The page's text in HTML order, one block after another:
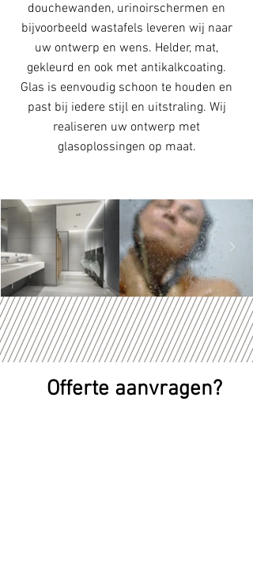
douchewanden, urinoirschermen en
bijvoorbeeld wastafels leveren wij naar
uw ontwerp en wens. Helder, mat,
gekleurd en ook met antikalkcoating.
Glas is eenvoudig schoon te houden en
past bij iedere stijl en uitstraling. Wij
realiseren uw ontwerp met
glasoplossingen op maat.
Offerte aanvragen?